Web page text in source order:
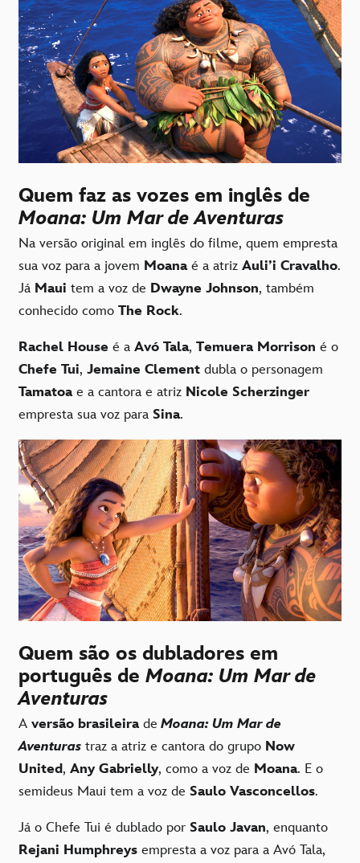
Quem faz as vozes em inglês de
Moana: Um Mar de Aventuras
Na versão original em inglês do filme, quem empresta
sua voz para a jovem Moana é a atriz Auli’i Cravalho.
Já Maui tem a voz de Dwayne Johnson, também
conhecido como The Rock.
Rachel House é a Avó Tala, Temuera Morrison é o
Chefe Tui, Jemaine Clement dubla o personagem
Tamatoa e a cantora e atriz Nicole Scherzinger
empresta sua voz para Sina.
Quem são os dubladores em
português de Moana: Um Mar de
Aventuras
A versão brasileirade Moana: Um Mar de
Aventuras traz a atriz e cantora do grupo Now
United, Any Gabrielly, como a voz de Moana. E o
semideus Maui tem a voz de Saulo Vasconcellos.
Já o Chefe Tui é dublado por Saulo Javan, enquanto
Rejani Humphreys empresta a voz para a Avó Tala,